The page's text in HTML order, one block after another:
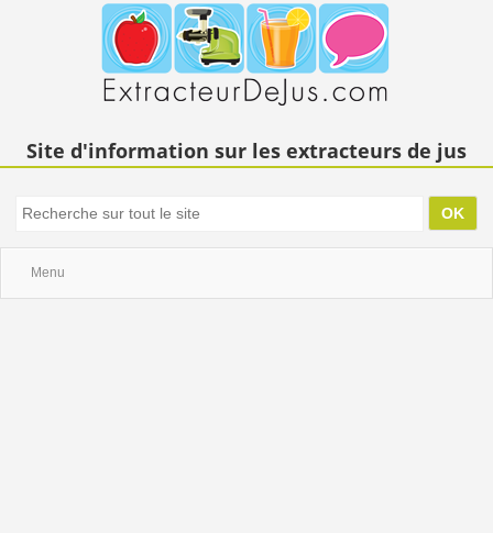
Site d'information sur les extracteurs de jus
Menu